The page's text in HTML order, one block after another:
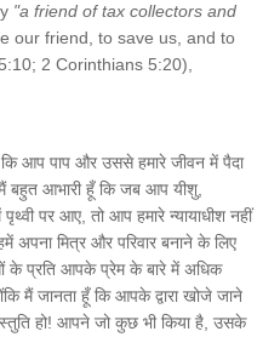
"a friend of tax collectors and
our friend, to save us, and to
2 Corinthians 5:20),
कि आप पाप और उससे हमारे जीवन में पैदा
बहुत आभारी हूँ कि जब आप यीशु,
पर आए, तो आप हमारे न्यायाधीश नहीं
अपना मित्र और परिवार बनाने के लिए
के प्रति आपके प्रेम के बारे में अधिक
मैं जानता हूँ कि आपके द्वारा खोजे जाने
हो! आपने जो कुछ भी किया है, उसके